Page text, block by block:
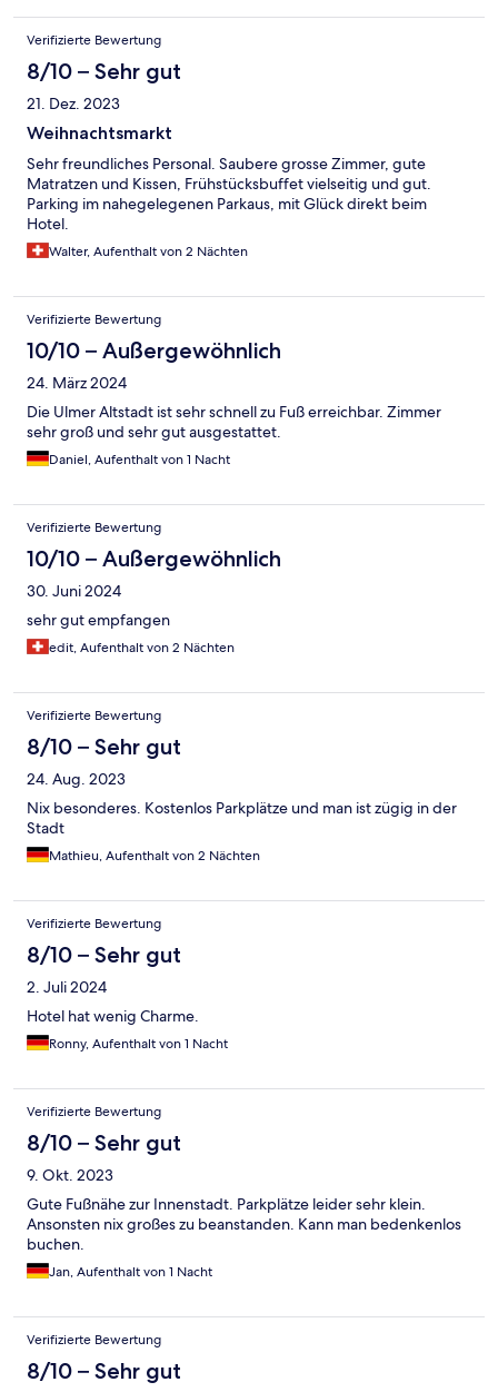
Verifizierte Bewertung
8/10 – Sehr gut
21. Dez. 2023
Weihnachtsmarkt
Sehr freundliches Personal. Saubere grosse Zimmer, gute
Matratzen und Kissen, Frühstücksbuffet vielseitig und gut.
Parking im nahegelegenen Parkaus, mit Glück direkt beim
Hotel.
Walter, Aufenthalt von 2 Nächten
Verifizierte Bewertung
10/10 – Außergewöhnlich
24. März 2024
Die Ulmer Altstadt ist sehr schnell zu Fuß erreichbar. Zimmer
sehr groß und sehr gut ausgestattet.
Daniel, Aufenthalt von 1 Nacht
Verifizierte Bewertung
10/10 – Außergewöhnlich
30. Juni 2024
sehr gut empfangen
edit, Aufenthalt von 2 Nächten
Verifizierte Bewertung
8/10 – Sehr gut
24. Aug. 2023
Nix besonderes. Kostenlos Parkplätze und man ist zügig in der
Stadt
Mathieu, Aufenthalt von 2 Nächten
Verifizierte Bewertung
8/10 – Sehr gut
2. Juli 2024
Hotel hat wenig Charme.
Ronny, Aufenthalt von 1 Nacht
Verifizierte Bewertung
8/10 – Sehr gut
9. Okt. 2023
Gute Fußnähe zur Innenstadt. Parkplätze leider sehr klein.
Ansonsten nix großes zu beanstanden. Kann man bedenkenlos
buchen.
Jan, Aufenthalt von 1 Nacht
Verifizierte Bewertung
8/10 – Sehr gut